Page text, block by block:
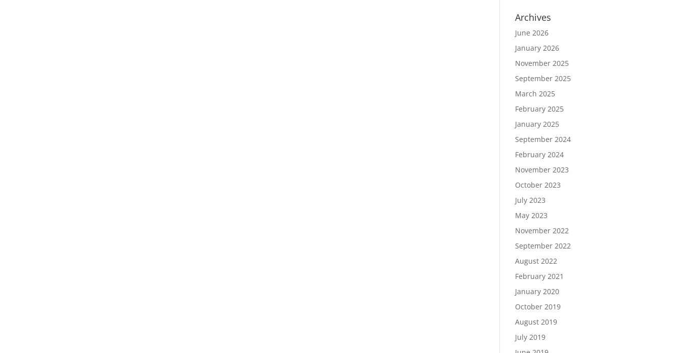
Archives
June 2026
January 2026
November 2025
September 2025
March 2025
February 2025
January 2025
September 2024
February 2024
November 2023
October 2023
July 2023
May 2023
November 2022
September 2022
August 2022
February 2021
January 2020
October 2019
August 2019
July 2019